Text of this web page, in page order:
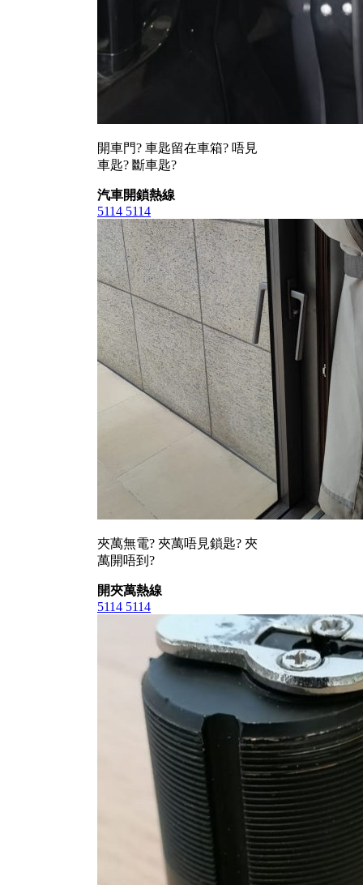
開車門? 車匙留在車箱? 唔見
車匙? 斷車匙?
汽車開鎖熱線
5114 5114
夾萬無電? 夾萬唔見鎖匙? 夾
萬開唔到?
開夾萬熱線
5114 5114